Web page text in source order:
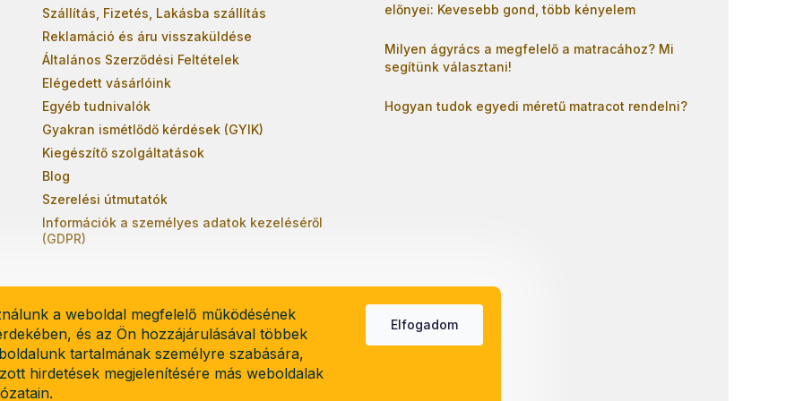
a weboldal megfelelő működésének
és az Ön hozzájárulásával többek
tartalmának személyre szabására,
hirdetések megjelenítésére más weboldalak
Elfogadom
Szállítás, Fizetés, Lakásba szállítás
Reklamáció és áru visszaküldése
Általános Szerződési Feltételek
Elégedett vásárlóink
Egyéb tudnivalók
Gyakran ismétlődő kérdések (GYIK)
Kiegészítő szolgáltatások
Blog
Szerelési útmutatók
Információk a személyes adatok kezeléséről
(GDPR)
előnyei: Kevesebb gond, több kényelem
Milyen ágyrács a megfelelő a matracához? Mi
segítünk választani!
Hogyan tudok egyedi méretű matracot rendelni?